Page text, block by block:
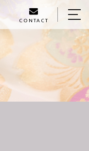
CONTACT